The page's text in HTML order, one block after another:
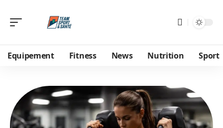
Equipement Fitness News Nutrition Sport